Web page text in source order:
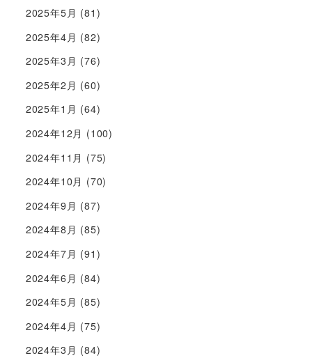
2025年5月 (81)
2025年4月 (82)
2025年3月 (76)
2025年2月 (60)
2025年1月 (64)
2024年12月 (100)
2024年11月 (75)
2024年10月 (70)
2024年9月 (87)
2024年8月 (85)
2024年7月 (91)
2024年6月 (84)
2024年5月 (85)
2024年4月 (75)
2024年3月 (84)